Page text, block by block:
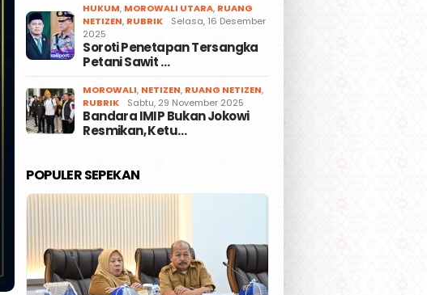
HUKUM, MOROWALI UTARA, RUANG
NETIZEN, RUBRIK
Selasa, 16 Desember
2025
Soroti Penetapan Tersangka
Petani Sawit …
MOROWALI, NETIZEN, RUANG NETIZEN,
RUBRIK
Sabtu, 29 November 2025
Bandara IMIP Bukan Jokowi
Resmikan, Ketu…
POPULER SEPEKAN